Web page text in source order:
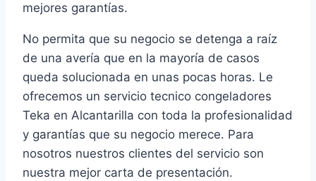
mejores garantías.
No permita que su negocio se detenga a raíz
de una avería que en la mayoría de casos
queda solucionada en unas pocas horas. Le
ofrecemos un servicio tecnico congeladores
Teka en Alcantarilla con toda la profesionalidad
y garantías que su negocio merece. Para
nosotros nuestros clientes del servicio son
nuestra mejor carta de presentación.